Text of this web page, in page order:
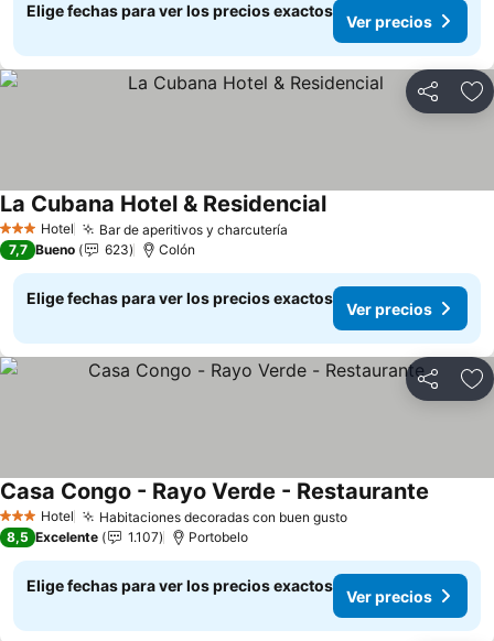
Elige fechas para ver los precios exactos
Ver precios
Compartir
3 Estrellas
Hotel Bar de aperitivos y charcutería
La Cubana Hotel & ResidencialVer precios
7,7 Bueno 623 Colón
Elige fechas para ver los precios exactos
Ver precios
Compartir
3 Estrellas
Hotel Habitaciones decoradas con buen gustoVer precios
Casa Congo - Rayo Verde - Restaurante
8,5 Excelente 1.107 Portobelo
Elige fechas para ver los precios exactos
Ver precios